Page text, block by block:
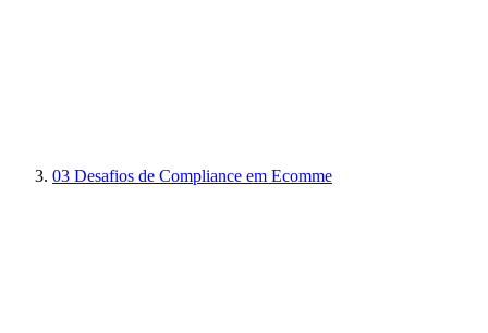
03 Desafios de Compliance em Ecomme